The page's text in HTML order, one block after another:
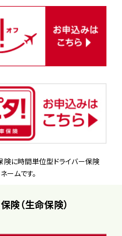
険に時間単位型ドライバー保険
ームです。
険（生命保険）